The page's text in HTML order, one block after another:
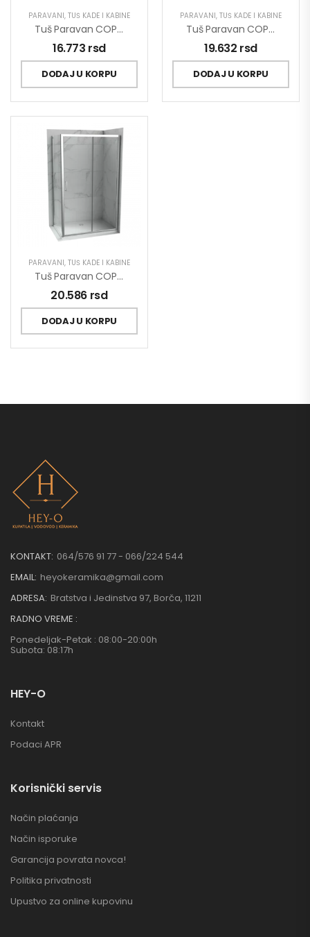
PARAVANI, TUŠ KADE I KABINE
Tuš Paravan COPEN PROJECT 1200×1950 C-02-12120
16.773 rsd
DODAJ U KORPU
PARAVANI, TUŠ KADE I KABINE
Tuš Paravan COPEN PROJECT 1500×1950 C-02-12150
19.632 rsd
DODAJ U KORPU
PARAVANI, TUŠ KADE I KABINE
Tuš Paravan COPEN PROJECT 1600×1950 C-02-12160
20.586 rsd
DODAJ U KORPU
KONTAKT: 064/576 91 77 - 066/224 544
EMAIL: heyokeramika@gmail.com
ADRESA: Bratstva i Jedinstva 97, Borča, 11211
RADNO VREME :
Ponedeljak-Petak : 08:00-20:00h
Subota: 08:17h
HEY-O
Kontakt
Podaci APR
Korisnički servis
Način plaćanja
Način isporuke
Garancija povrata novca!
Politika privatnosti
Upustvo za online kupovinu